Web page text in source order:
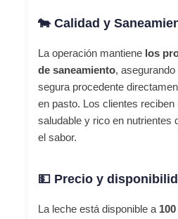
🐄 Calidad y
La operación mantiene los
de saneamiento,
segura procedente
en pasto. Los clientes reciben
saludable y rico en nutrientes
el sabor.
💵 Precio y
La leche está disponible a